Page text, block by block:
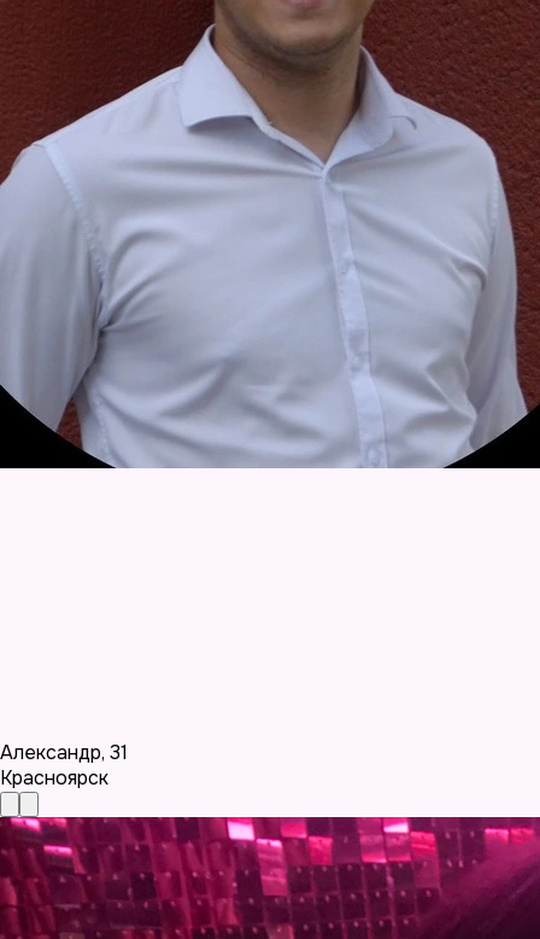
Александр, 31
Красноярск